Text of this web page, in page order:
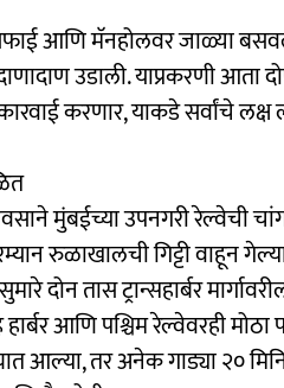
आणि मॅनहोलवर जाळ्या
उडाली. याप्रकरणी आता
करणार, याकडे सर्वांचे
मुंबईच्या उपनगरी रेल्वेची
रुळाखालची गिट्टी वाहून
दोन तास ट्रान्सहार्बर
आणि पश्चिम रेल्वेवरही
आल्या, तर अनेक गाड्या २०